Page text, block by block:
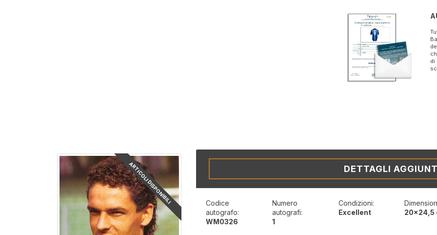
di
ARTICOLI DISPONIBILI DETTAGLI
Codice
autografo:
WM0326
Numero
autografi:
1
Condizioni:
Excellent
20x24,5